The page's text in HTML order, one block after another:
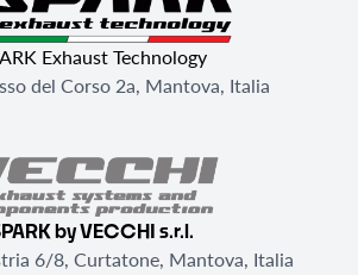
Exhaust Technology
del Corso 2a, Mantova, Italia
by VECCHI s.r.l.
6/8, Curtatone, Mantova, Italia